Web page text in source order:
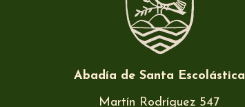
Abadía de Santa Escolástica
Martín Rodríguez 547